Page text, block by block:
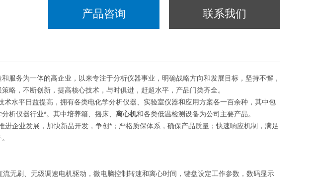
产品咨询 联系我们
服务为一体的高企业，以来专注于分析仪器事业，明确战略方向和发展目标，坚持不懈，
略，不断创新，提高核心技术，与时俱进，赶超水平，产品门类齐全。
水平日益提高，拥有各类电化学分析仪器、实验室仪器和应用方案各一百余种，其中包
析仪器行业*。其中培养箱、摇床、 离心机和各类低温检测设备为公司主要产品。
进企业发展，加快新品开发，争创*；严格质保体系，确保产品质量；快速响应机制，满足
无刷、无级调速电机驱动，微电脑控制转速和离心时间，键盘设定工作参数，数码显示